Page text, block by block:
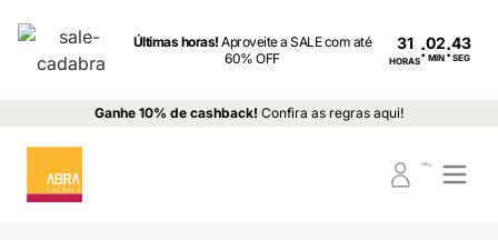
Últimas horas!Aproveite a SALE com até
60% OFF
31
HORAS: MIN : SEG
Ganhe 10% de cashback! Confira as regras aqui!